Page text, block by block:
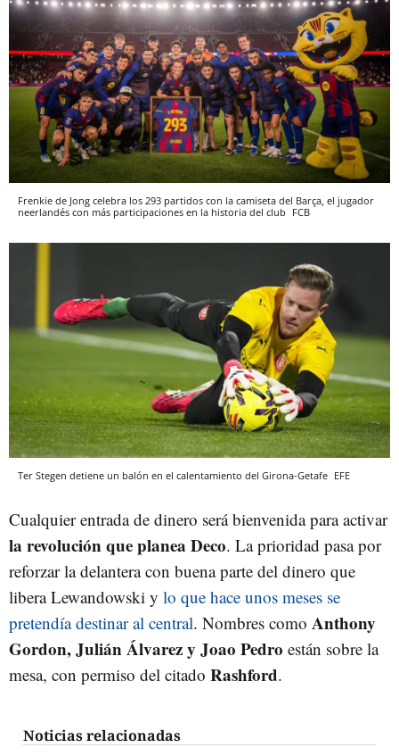
Frenkie de Jong celebra los 293 partidos con la camiseta del Barça, el jugador
neerlandés con más participaciones en la historia del club FCB
Ter Stegen detiene un balón en el calentamiento del Girona-Getafe EFE
Cualquier entrada de dinero será bienvenida para activar
la revolución que planea Deco. La prioridad pasa por
reforzar la delantera con buena parte del dinero que
libera Lewandowski y lo que hace unos meses se
pretendía destinar al central. Nombres como Anthony
Gordon, Julián Álvarez y Joao Pedro están sobre la
mesa, con permiso del citado Rashford.
Noticias relacionadas